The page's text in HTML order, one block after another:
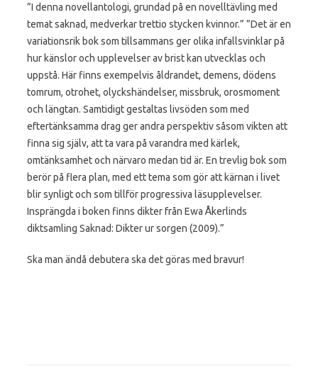
”I denna novellantologi, grundad på en novelltävling med
temat saknad, medverkar trettio stycken kvinnor.” ”Det är en
variationsrik bok som tillsammans ger olika infallsvinklar på
hur känslor och upplevelser av brist kan utvecklas och
uppstå. Här finns exempelvis åldrandet, demens, dödens
tomrum, otrohet, olyckshändelser, missbruk, orosmoment
och längtan. Samtidigtgestaltas livsöden som med
eftertänksamma drag ger andra perspektiv såsom vikten att
finna sig själv, att ta vara på varandra med kärlek,
omtänksamhet och närvaro medan tid är. En trevlig bok som
berör på flera plan, med ett tema som gör att kärnan i livet
blir synligt och som tillför progressiva läsupplevelser.
Insprängda i boken finns dikter från Ewa Åkerlinds
diktsamling Saknad: Dikter ur sorgen (2009).”
Ska man ändå debutera ska det göras med bravur!